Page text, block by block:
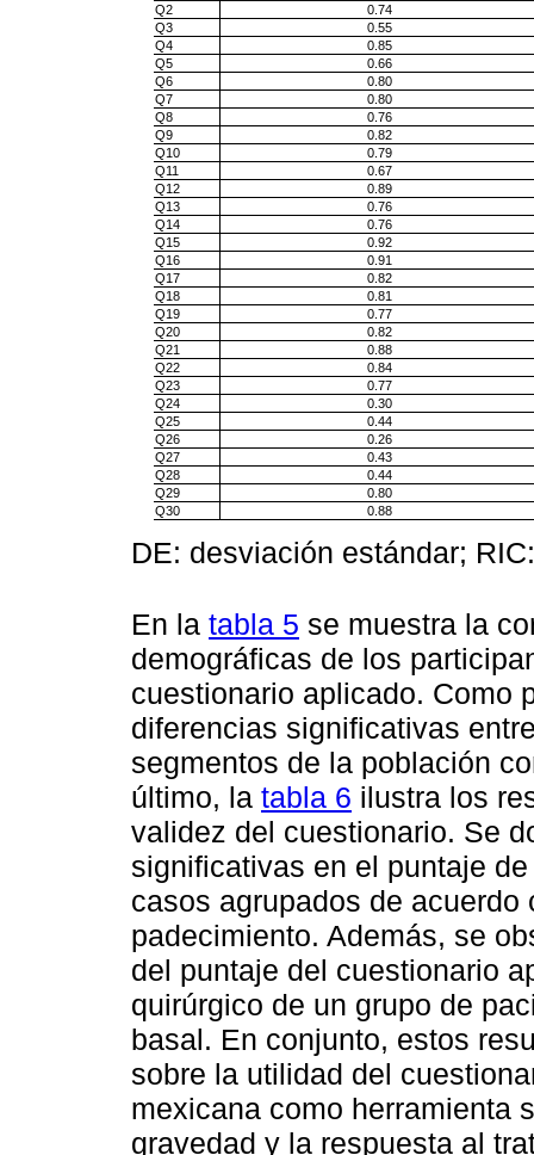
Q2
0.74
Q3
0.55
Q4
0.85
Q5
0.66
Q6
0.80
Q7
0.80
Q8
0.76
Q9
0.82
Q10
0.79
Q11
0.67
Q12
0.89
Q13
0.76
Q14
0.76
Q15
0.92
Q16
0.91
Q17
0.82
Q18
0.81
Q19
0.77
Q20
0.82
Q21
0.88
Q22
0.84
Q23
0.77
Q24
0.30
Q25
0.44
Q26
0.26
Q27
0.43
Q28
0.44
Q29
0.80
Q30
0.88
DE: desviación estándar;
En la tabla 5 se muestra la
demográficas de los
cuestionario aplicado. Como
diferencias significativas
segmentos de la población
último, la tabla 6 ilustra los
validez del cuestionario. Se
significativas en el puntaje
casos agrupados de
padecimiento. Además, se
del puntaje del cuestionario
quirúrgico de un grupo de
basal. En conjunto, estos
sobre la utilidad del
mexicana como herramienta
gravedad y la respuesta al